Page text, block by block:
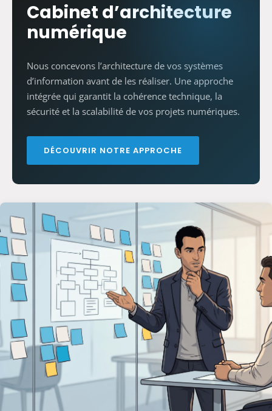
Cabinet d’architecture
numérique
Nous concevons l’architecture de vos systèmes
d’information avant de les réaliser. Une approche
intégrée qui garantit la cohérence technique, la
sécurité et la scalabilité de vos projets numériques.
DÉCOUVRIR NOTRE APPROCHE